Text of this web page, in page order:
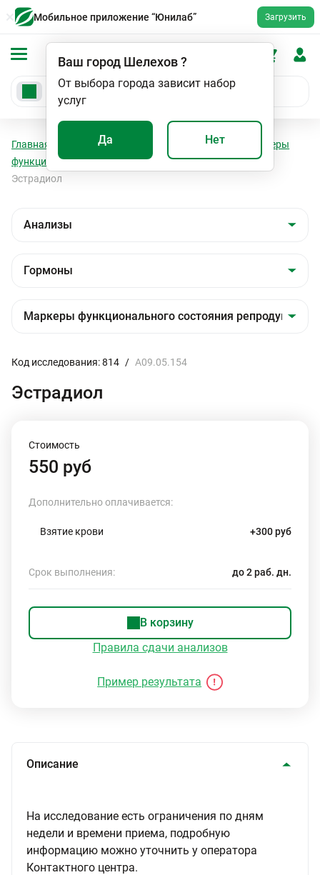
Мобильное приложение “Юнилаб” Загрузить
Ваш город Шелехов?
От выбора города зависит набор
услуг
Да Нет
Главная Анализы Гормоны
Маркеры
функционального состояния репродуктивной сферы
Эстрадиол
Код исследования: 814 / A09.05.154
Эстрадиол
Стоимость
550 руб
Дополнительно оплачивается:
Взятие крови +300 руб
Срок выполнения: до 2 раб. дн.
В корзину
Правила сдачи анализов
Пример результата
Описание
На исследование есть ограничения по дням
недели и времени приема, подробную
информацию можно уточнить у оператора
Контактного центра.